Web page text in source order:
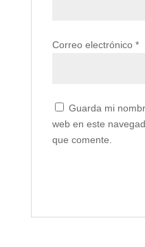
Correo electrónico *
Guarda mi
web en este
que comente.